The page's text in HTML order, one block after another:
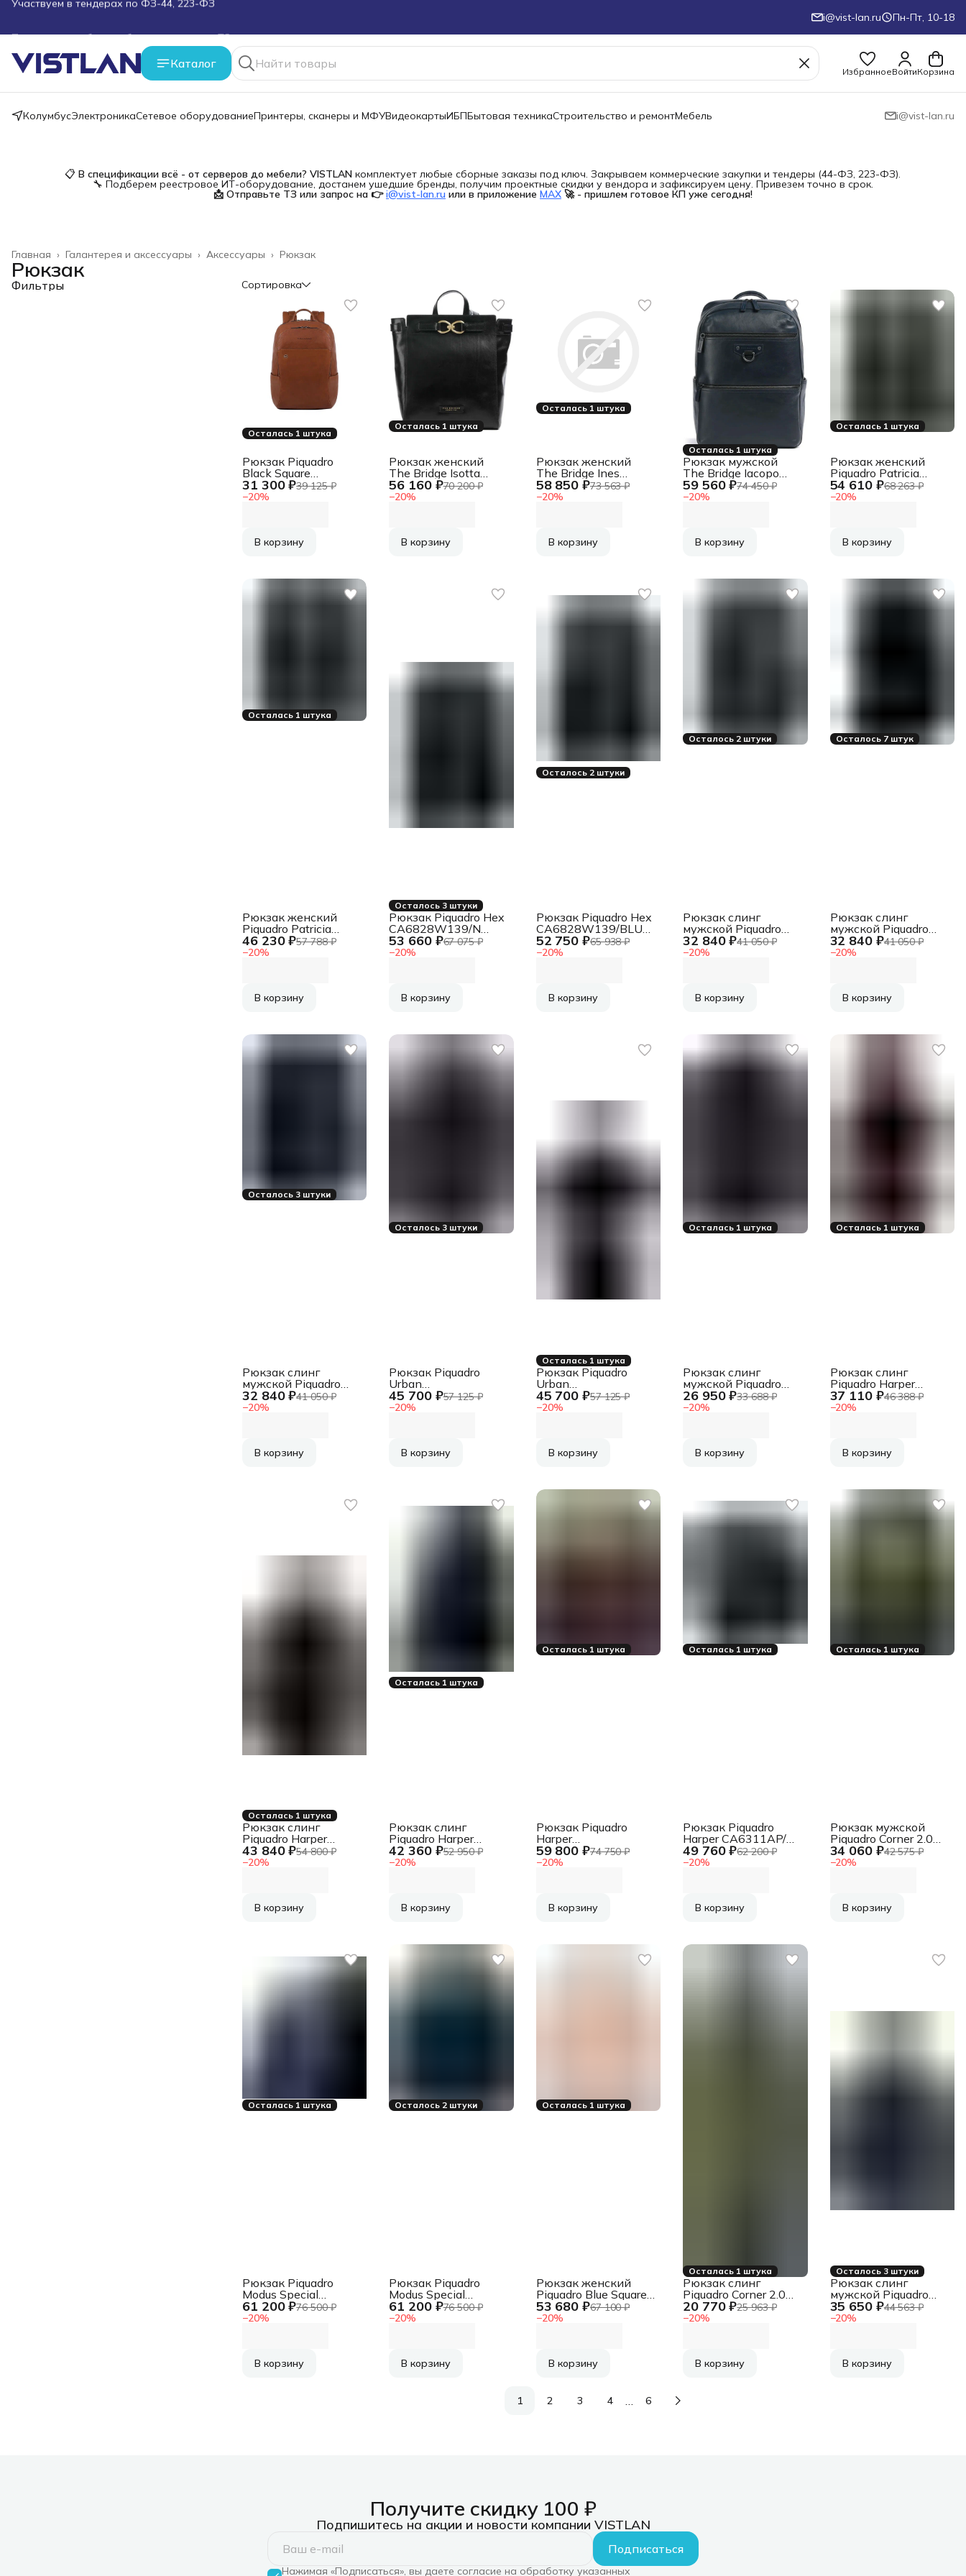
Пуско-наладочные работы
Более 100 000 позиций в наличии и под заказ
i@vist-lan.ru Пн-Пт, 10-18
Каталог
ИзбранноеВойтиКорзина
КолумбусЭлектроникаСетевое оборудованиеПринтеры, сканеры и МФУВидеокартыИБПБытовая техникаСтроительство и ремонтМебель i@vist-lan.ru
📋В спецификации всё - от серверов до мебели? VISTLAN комплектует любые сборные заказы под ключ. Закрываем коммерческие закупки и тендеры (44-ФЗ, 223-ФЗ).
🔧 Подберем реестровое ИТ-оборудование, достанем ушедшие бренды, получим проектные скидки у вендора и зафиксируем цену. Привезем точно в срок.
📩 Отправьте ТЗ или запрос на 👉 i@vist-lan.ru или в приложение MAX 🚀 - пришлем готовое КП уже сегодня!
Рюкзак
Аксессуары ›
Галантерея и аксессуары ›
Главная ›
Рюкзак
Фильтры Сортировка
Осталась 1 штука
31 300 ₽39 125 ₽
−20%
Рюкзак Piquadro
Black Square
CA3214B3/CU
светло-коричневый
В корзину
Осталась 1 штука
56 160 ₽70 200 ₽
−20%
Рюкзак женский
The Bridge Isotta
04644501/30
черный
В корзину
Осталась 1 штука
58 850 ₽73 563 ₽
−20%
Рюкзак женский
The Bridge Ines
045555EN/30
черный кожа
В корзину
Осталась 1 штука
59 560 ₽74 450 ₽
−20%
Рюкзак мужской
The Bridge Iacopo
066905EX/45 темно-
синий кожа
В корзину
Осталась 1 штука
54 610 ₽68 263 ₽
−20%
Рюкзак женский
Piquadro Patricia
CA6771W140/VE
зеленый кожа
В корзину
Осталась 1 штука
46 230 ₽57 788 ₽
−20%
Рюкзак женский
Piquadro Patricia
CA6771W140/N
черный кожа
В корзину
Осталось 3 штуки
53 660 ₽67 075 ₽
−20%
Рюкзак Piquadro Hex
CA6828W139/N
черный полиэстер
В корзину
Осталось 2 штуки
52 750 ₽65 938 ₽
−20%
Рюкзак Piquadro Hex
CA6828W139/BLU
синий полиэстер
В корзину
Осталось 2 штуки
32 840 ₽41 050 ₽
−20%
Рюкзак слинг
мужской Piquadro
Hex
CA6826W139/VE
В корзину
Осталось 7 штук
32 840 ₽41 050 ₽
−20%
Рюкзак слинг
мужской Piquadro
Hex CA6826W139/N
черный полиэстер
В корзину
Осталось 3 штуки
32 840 ₽41 050 ₽
−20%
Рюкзак слинг
мужской Piquadro
Hex
CA6826W139/BLU
В корзину
Осталось 3 штуки
45 700 ₽57 125 ₽
−20%
Рюкзак Piquadro
Urban
CA6801UB00/N
черный кожа
В корзину
Осталась 1 штука
45 700 ₽57 125 ₽
−20%
Рюкзак Piquadro
Urban
CA6801UB00/GRN
серый/черный кожа
В корзину
Осталась 1 штука
26 950 ₽33 688 ₽
−20%
Рюкзак слинг
мужской Piquadro
Russel
CA6764W137/N
В корзину
Осталась 1 штука
37 110 ₽46 388 ₽
−20%
Рюкзак слинг
Piquadro Harper
CA6784AP/TM
коричневый кожа
В корзину
Осталась 1 штука
43 840 ₽54 800 ₽
−20%
Рюкзак слинг
Piquadro Harper
CA6784AP/N
черный кожа
В корзину
Осталась 1 штука
42 360 ₽52 950 ₽
−20%
Рюкзак слинг
Piquadro Harper
CA6784AP/BLUTM
синий/коричневый
В корзину
Осталась 1 штука
59 800 ₽74 750 ₽
−20%
Рюкзак Piquadro
Harper
CA6311AP/VETM
коричневый/
В корзину
Осталась 1 штука
49 760 ₽62 200 ₽
−20%
Рюкзак Piquadro
Harper CA6311AP/N
черный кожа
В корзину
Осталась 1 штука
34 060 ₽42 575 ₽
−20%
Рюкзак мужской
Piquadro Corner 2.0
CA6464C2OW/VE
темно-зеленый
В корзину
Осталась 1 штука
61 200 ₽76 500 ₽
−20%
Рюкзак Piquadro
Modus Special
CA6289MOS/N
черный кожа
В корзину
Осталось 2 штуки
61 200 ₽76 500 ₽
−20%
Рюкзак Piquadro
Modus Special
CA6289MOS/BLU
синий кожа
В корзину
Осталась 1 штука
53 680 ₽67 100 ₽
−20%
Рюкзак женский
Piquadro Blue Square
CA6677B2/RO2
пудровый кожа
В корзину
Осталась 1 штука
20 770 ₽25 963 ₽
−20%
Рюкзак слинг
Piquadro Corner 2.0
CA6466C2OW/VE
зеленый полиэстер
В корзину
Осталось 3 штуки
35 650 ₽44 563 ₽
−20%
Рюкзак слинг
мужской Piquadro
Urban
CA6540UB00/NGR
В корзину
1 2 3 4 6
Получите скидку 100 ₽
Подпишитесь на акции и новости компании VISTLAN
Подписаться
Нажимая «Подписаться», вы даете согласие на обработку указанных